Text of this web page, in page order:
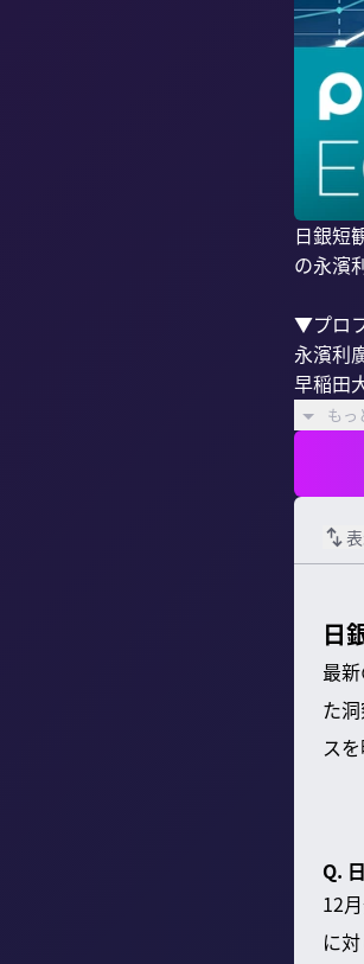
日銀短
の永濱
▼プロ
永濱利
早稲田
もっ
日
最
た
ス
Q.
12
に